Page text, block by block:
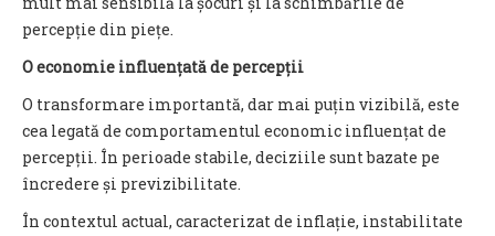
percepție din piețe.
O economie influențată de percepții
O transformare importantă, dar mai puțin vizibilă, este
cea legată de comportamentul economic influențat de
percepții. În perioade stabile, deciziile sunt bazate pe
încredere și previzibilitate.
În contextul actual, caracterizat de inflație, instabilitate